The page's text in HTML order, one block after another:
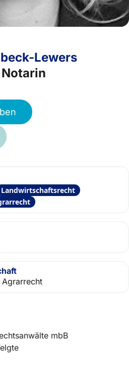
mbB
Lewers
Landwirtschaftsrecht